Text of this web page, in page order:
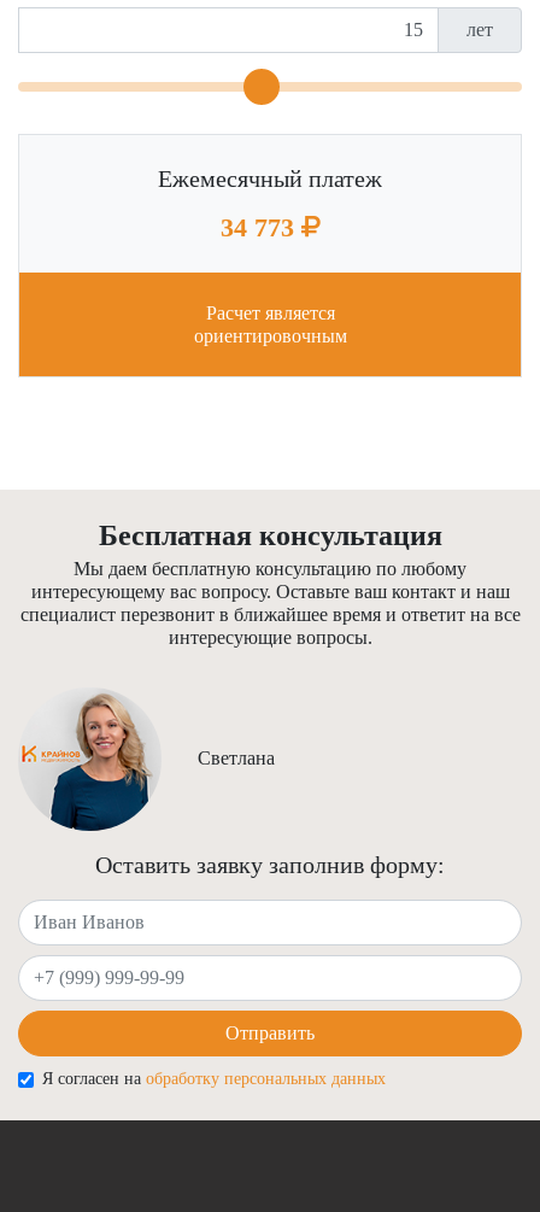
лет
Ежемесячный платеж
34 773
Расчет является
ориентировочным
Бесплатная консультация
Мы даем бесплатную консультацию по любому
интересующему вас вопросу. Оставьте ваш контакт и наш
специалист перезвонит в ближайшее время и ответит на все
интересующие вопросы.
Светлана
Оставить заявку заполнив форму:
Ваше имя
Ваш телефон
Отправить
Я согласен на обработку персональных данных